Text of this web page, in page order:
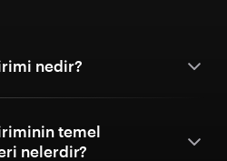
nedir?
temel
nelerdir?